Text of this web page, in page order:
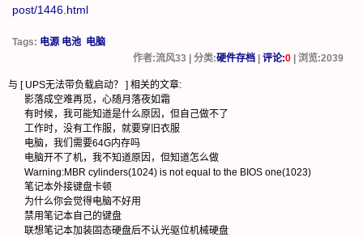
post/1446.html
Tags: 电源 电池 电脑
作者:流风33 | 分类:硬件存档 |评论:0 | 浏览:2039
与 [ UPS无法带负载启动？
] 相关的文章:
影落成空难再觅，心随月落夜如霜
有时候，我可能知道是什么原因，但自己做不了
工作时，没有工作服，就要穿旧衣服
电脑，我们需要64G内存吗
电脑开不了机，我不知道原因，但知道怎么做
Warning:MBR cylinders(1024) is not equal to the BIOS one(1023)
笔记本外接键盘卡顿
为什么你会觉得电脑不好用
禁用笔记本自己的键盘
联想笔记本加装固态硬盘后不认光驱位机械硬盘